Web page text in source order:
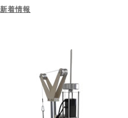
新着情報